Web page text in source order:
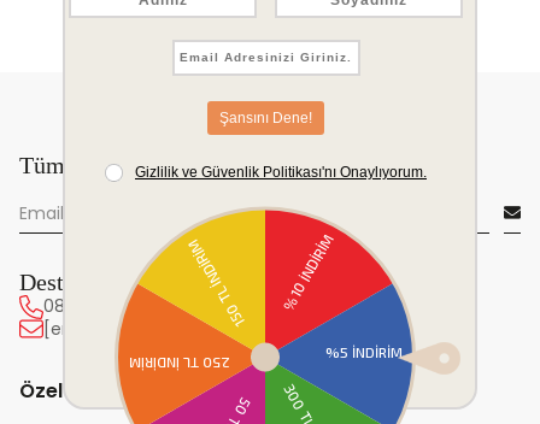
Tüm yeniliklerden önce sen haberdar ol!
Destek Hattı
0850 222 20 63
[email protected]
Özel Günler ve Hediye